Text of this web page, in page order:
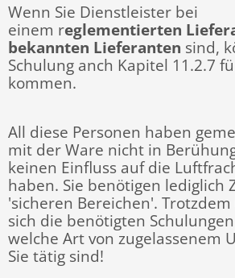
Wenn Sie Dienstleister bei
einem reglementierten
bekannten Lieferanten sind,
Schulung anch Kapitel 11.2.7
kommen.
All diese Personen haben
mit der Ware nicht in
keinen Einfluss auf die
haben. Sie benötigen lediglich
'sicheren Bereichen'.
sich die benötigten
welche Art von zugelassenem
Sie tätig sind!